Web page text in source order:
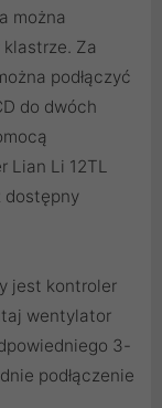
można
Za
podłączyć
do dwóch
Lian Li 12TL
dostępny
jest kontroler
wentylator
3-
podłączenie